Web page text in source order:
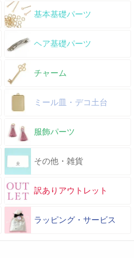
基本基礎パーツ
ヘア基礎パーツ
チャーム
ミール皿・デコ土台
服飾パーツ
その他・雑貨
訳ありアウトレット
ラッピング・サービス